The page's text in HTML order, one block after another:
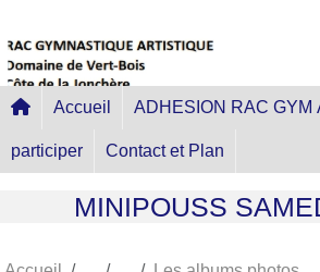
Accueil ADHESION RAC GYM
participer Contact et Plan
MINIPOUSS